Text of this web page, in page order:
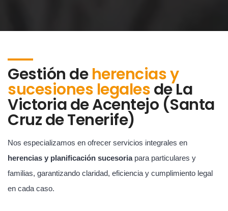
Gestión deherencias y
sucesiones legalesdeLa
Victoria de Acentejo (Santa
Cruz de Tenerife)
Nos especializamos en ofrecer servicios integrales en
herencias y planificación sucesoriapara particulares y
familias, garantizando claridad, eficiencia y cumplimiento legal
en cada caso.